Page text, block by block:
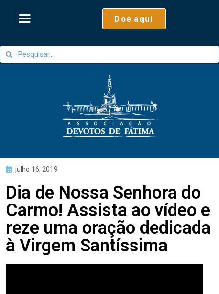
Doe aqui
julho 16, 2019
Dia de Nossa Senhora do
Carmo! Assista ao vídeo e
reze uma oração dedicada
à Virgem Santíssima